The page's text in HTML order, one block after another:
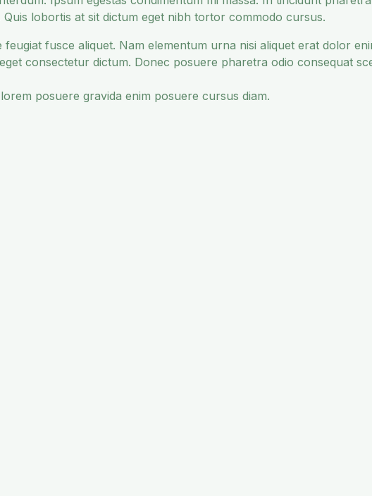
Quis lobortis at sit dictum eget nibh tortor commodo cursus.
fusce aliquet. Nam elementum urna nisi aliquet erat dolor
consectetur dictum. Donec posuere pharetra odio consequat
posuere gravida enim posuere cursus diam.